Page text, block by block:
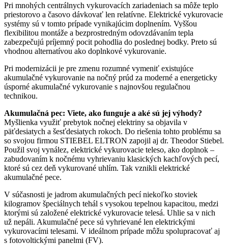
Pri mnohých centrálnych vykurovacích zariadeniach sa môže teplo
priestorovo a časovo dávkovať len relatívne. Elektrické vykurovacie
systémy sú v tomto prípade vynikajúcim doplnením. Vyššou
flexibilitou montáže a bezprostredným odovzdávaním tepla
zabezpečujú príjemný pocit pohodlia do poslednej bodky. Preto sú
vhodnou alternatívou ako doplnkové vykurovanie.
Pri modernizácii je pre zmenu rozumné vymeniť existujúce
akumulačné vykurovanie na nočný prúd za moderné a energeticky
úsporné akumulačné vykurovanie s najnovšou regulačnou
technikou.
Akumulačná pec: Viete, ako funguje a aké sú jej výhody?
Myšlienka využiť prebytok nočnej elektriny sa objavila v
päťdesiatych a šesťdesiatych rokoch. Do riešenia tohto problému sa
so svojou firmou STIEBEL ELTRON zapojil aj dr. Theodor Stiebel.
Použil svoj vynález, elektrické vykurovacie teleso, ako doplnok ‒
zabudovaním k nočnému vyhrievaniu klasických kachľových pecí,
ktoré sú cez deň vykurované uhlím. Tak vznikli elektrické
akumulačné pece.
V súčasnosti je jadrom akumulačných pecí niekoľko stoviek
kilogramov špeciálnych tehál s vysokou tepelnou kapacitou, medzi
ktorými sú založené elektrické vykurovacie telesá. Uhlie sa v nich
už nepáli. Akumulačné pece sú vyhrievané len elektrickými
vykurovacími telesami. V ideálnom prípade môžu spolupracovať aj
s fotovoltickými panelmi (FV).